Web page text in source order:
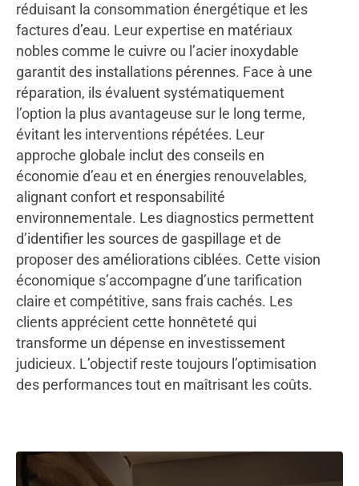
réduisant la consommation énergétique et les
factures d’eau. Leur expertise en matériaux
nobles comme le cuivre ou l’acier inoxydable
garantit des installations pérennes. Face à une
réparation, ils évaluent systématiquement
l’option la plus avantageuse sur le long terme,
évitant les interventions répétées. Leur
approche globale inclut des conseils en
économie d’eau et en énergies renouvelables,
alignant confort et responsabilité
environnementale. Les diagnostics permettent
d’identifier les sources de gaspillage et de
proposer des améliorations ciblées. Cette vision
économique s’accompagne d’une tarification
claire et compétitive, sans frais cachés. Les
clients apprécient cette honnêteté qui
transforme un dépense en investissement
judicieux. L’objectif reste toujours l’optimisation
des performances tout en maîtrisant les coûts.